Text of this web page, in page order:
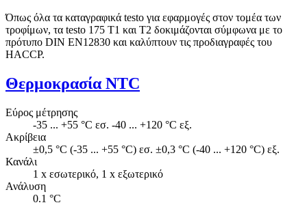
Όπως όλα τα καταγραφικά testo για εφαρμογές στον τομέα των
τροφίμων, τα testo 175 T1 και T2 δοκιμάζονται σύμφωνα με το
πρότυπο DIN EN12830 και καλύπτουν τις προδιαγραφές του
HACCP.
Θερμοκρασία NTC
Εύρος μέτρησης
-35 ... +55 °C εσ. -40 ... +120 °C εξ.
Ακρίβεια
±0,5 °C (-35 ... +55 °C) εσ. ±0,3 °C (-40 ... +120 °C) εξ.
Κανάλι
1 x εσωτερικό, 1 x εξωτερικό
Ανάλυση
0.1 °C